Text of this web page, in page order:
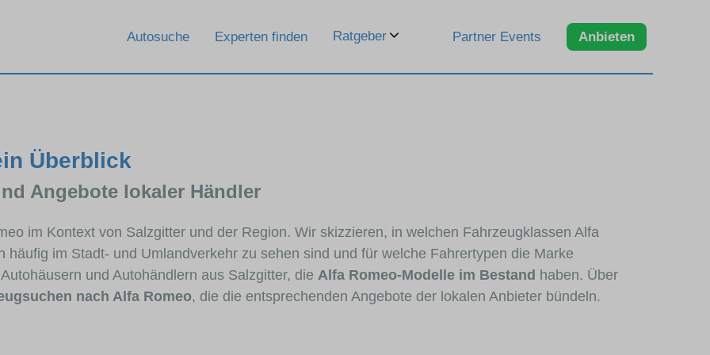
Autosuche Experten finden Ratgeber Partner Events Anbieten
Überblick
Angebote lokaler Händler
im Kontext von Salzgitter und der Region. Wir skizzieren, in welchen Fahrzeugklassen Alfa
im Stadt- und Umlandverkehr zu sehen sind und für welche Fahrertypen die Marke
und Autohändlern aus Salzgitter, die Alfa Romeo-Modelle im Bestand haben. Über
nach Alfa Romeo, die die entsprechenden Angebote der lokalen Anbieter bündeln.